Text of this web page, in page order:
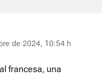
de 2024, 10:54 h
francesa, una